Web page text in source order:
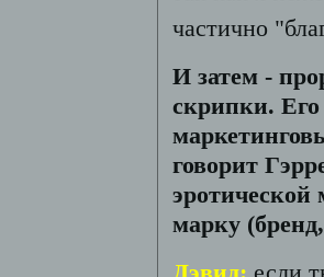
частично
И затем -
скрипки.
говорит
марку